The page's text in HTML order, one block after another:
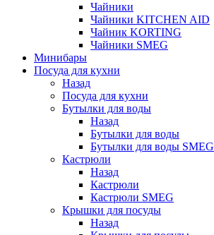
Чайники
Чайники KITCHEN AID
Чайник KORTING
Чайники SMEG
Минибары
Посуда для кухни
Назад
Посуда для кухни
Бутылки для воды
Назад
Бутылки для воды
Бутылки для воды SMEG
Кастрюли
Назад
Кастрюли
Кастрюли SMEG
Крышки для посуды
Назад